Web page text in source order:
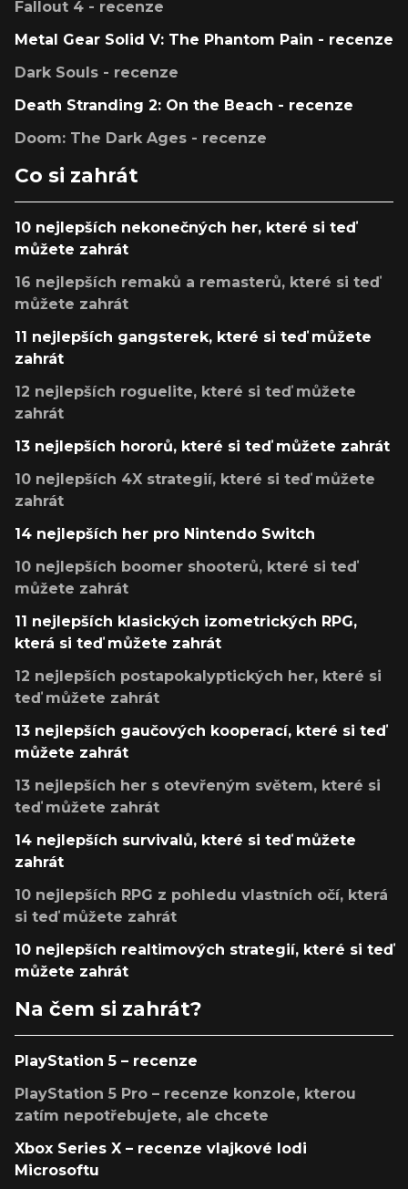
Fallout 4 - recenze
Metal Gear Solid V: The Phantom Pain - recenze
Dark Souls - recenze
Death Stranding 2: On the Beach - recenze
Doom: The Dark Ages - recenze
Co si zahrát
10 nejlepších nekonečných her, které si teď
můžete zahrát
16 nejlepších remaků a remasterů, které si teď
můžete zahrát
11 nejlepších gangsterek, které si teď můžete
zahrát
12 nejlepších roguelite, které si teď můžete
zahrát
13 nejlepších hororů, které si teď můžete zahrát
10 nejlepších 4X strategií, které si teď můžete
zahrát
14 nejlepších her pro Nintendo Switch
10 nejlepších boomer shooterů, které si teď
můžete zahrát
11 nejlepších klasických izometrických RPG,
která si teď můžete zahrát
12 nejlepších postapokalyptických her, které si
teď můžete zahrát
13 nejlepších gaučových kooperací, které si teď
můžete zahrát
13 nejlepších her s otevřeným světem, které si
teď můžete zahrát
14 nejlepších survivalů, které si teď můžete
zahrát
10 nejlepších RPG z pohledu vlastních očí, která
si teď můžete zahrát
10 nejlepších realtimových strategií, které si teď
můžete zahrát
Na čem si zahrát?
PlayStation 5 – recenze
PlayStation 5 Pro – recenze konzole, kterou
zatím nepotřebujete, ale chcete
Xbox Series X – recenze vlajkové lodi
Microsoftu